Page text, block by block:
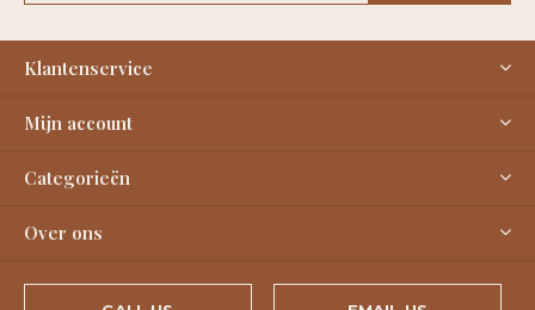
Klantenservice
Mijn account
Categorieën
Over ons